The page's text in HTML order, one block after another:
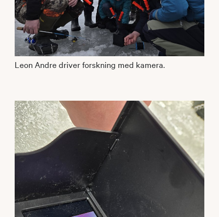
Leon Andre driver forskning med kamera.